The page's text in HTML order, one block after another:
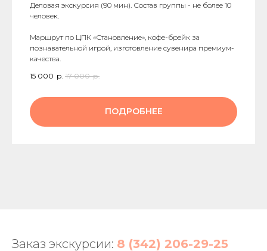
Деловая экскурсия (90 мин). Состав группы - не более 10
человек.
Маршрут по ЦПК «Становление», кофе-брейк за
познавательной игрой, изготовление сувенира премиум-
качества.
15 000 р. 17 000 р.
ПОДРОБНЕЕ
Заказ экскурсии: 8 (342) 206-29-25